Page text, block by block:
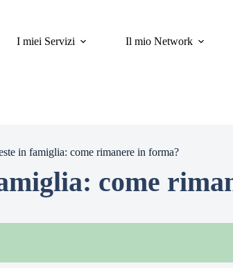
I miei Servizi Il mio Network
in famiglia: come rimanere in forma?
come